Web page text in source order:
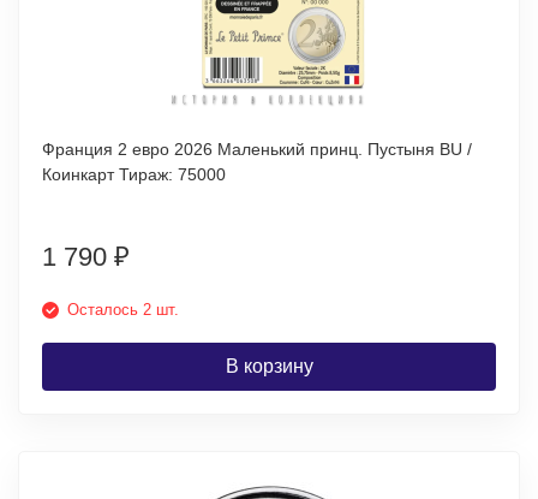
Франция 2 евро 2026 Маленький принц. Пустыня BU /
Коинкарт Тираж: 75000
1 790 ₽
Осталось 2 шт.
В корзину